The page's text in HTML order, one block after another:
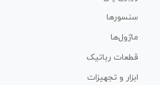
سنسورها
ماژول‌ها
قطعات رباتیک
ابزار و تجهیزات